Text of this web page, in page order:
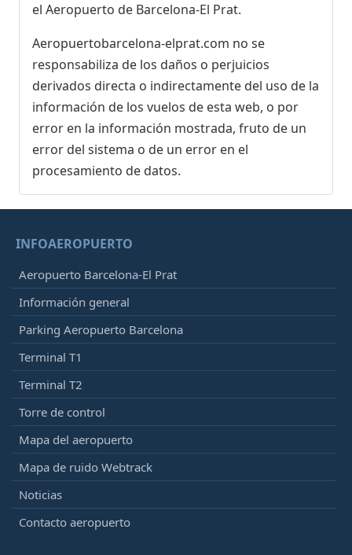
el Aeropuerto de Barcelona-El Prat.
Aeropuertobarcelona-elprat.com no se
responsabiliza de los daños o perjuicios
derivados directa o indirectamente del uso de la
información de los vuelos de esta web, o por
error en la información mostrada, fruto de un
error del sistema o de un error en el
procesamiento de datos.
INFOAEROPUERTO
Aeropuerto Barcelona-El Prat
Información general
Parking Aeropuerto Barcelona
Terminal T1
Terminal T2
Torre de control
Mapa del aeropuerto
Mapa de ruido Webtrack
Noticias
Contacto aeropuerto